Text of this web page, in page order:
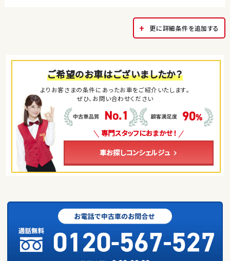
更に詳細条件を追加する
ご希望のお車はございましたか？
よりお客さまの条件にあったお車をご紹介いたします。
ぜひ、お問い合わせください
専門スタッフにおまかせ！
車お探しコンシェルジュ